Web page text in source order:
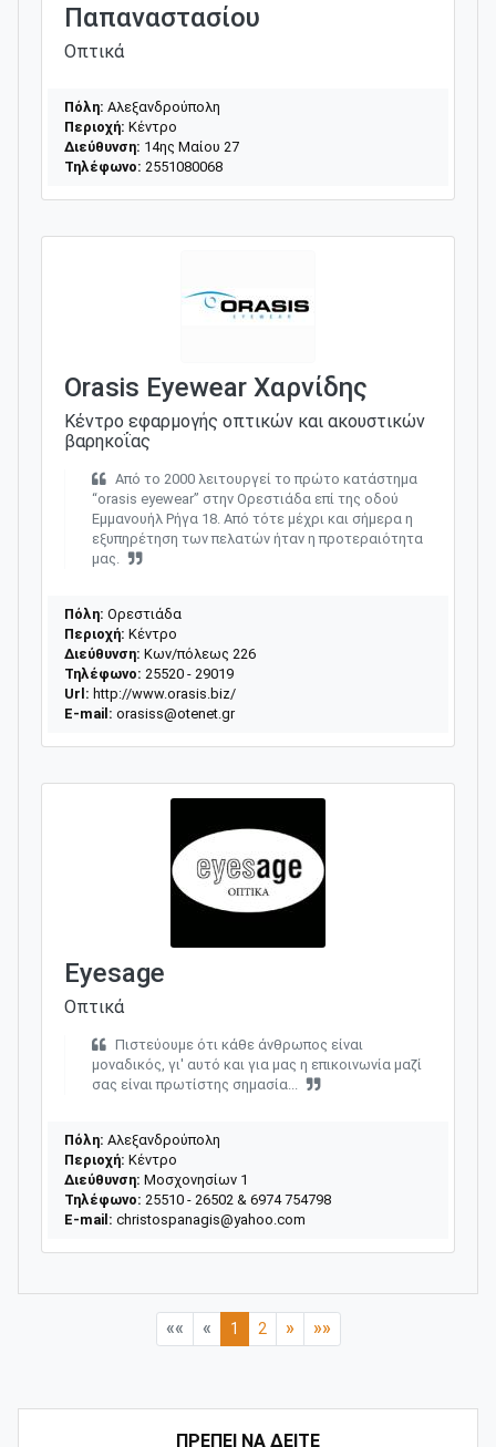
ΠΡΕΠΕΙ ΝΑ ΔΕΙΤΕ
Παπαναστασίου
Οπτικά
Πόλη: Αλεξανδρούπολη
Περιοχή: Κέντρο
Διεύθυνση: 14ης Μαίου 27
Τηλέφωνο: 2551080068
Οrasis Εyewear Χαρνίδης
Κέντρο εφαρμογής οπτικών και ακουστικών
βαρηκοΐας
Από το 2000 λειτουργεί το πρώτο κατάστημα
“orasis eyewear” στην Ορεστιάδα επί της οδού
Εμμανουήλ Ρήγα 18. Από τότε μέχρι και σήμερα η
εξυπηρέτηση των πελατών ήταν η προτεραιότητα
μας.
Πόλη: Ορεστιάδα
Περιοχή: Κέντρο
Διεύθυνση: Κων/πόλεως 226
Τηλέφωνο: 25520 - 29019
Url: http://www.orasis.biz/
E-mail: orasiss@otenet.gr
Eyesage
Οπτικά
Πιστεύουμε ότι κάθε άνθρωπος είναι
μοναδικός, γι' αυτό και για μας η επικοινωνία μαζί
σας είναι πρωτίστης σημασία...
Πόλη: Αλεξανδρούπολη
Περιοχή: Κέντρο
Διεύθυνση: Μοσχονησίων 1
Τηλέφωνο: 25510 - 26502 & 6974 754798
E-mail: christospanagis@yahoo.com
«« « 1 2 » »»